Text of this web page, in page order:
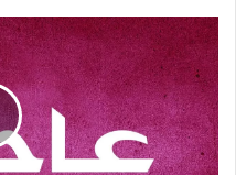
عاجل
ضـ.ـربة
موجـ.ـعة
تتلقاها
عسقلان
من
غزة